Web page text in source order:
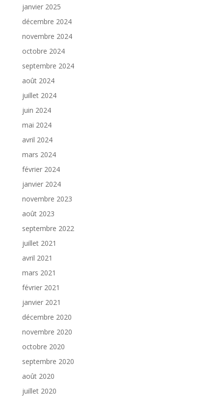
janvier 2025
décembre 2024
novembre 2024
octobre 2024
septembre 2024
août 2024
juillet 2024
juin 2024
mai 2024
avril 2024
mars 2024
février 2024
janvier 2024
novembre 2023
août 2023
septembre 2022
juillet 2021
avril 2021
mars 2021
février 2021
janvier 2021
décembre 2020
novembre 2020
octobre 2020
septembre 2020
août 2020
juillet 2020